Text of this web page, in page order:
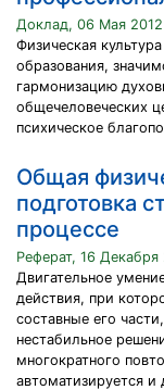
Доклад, 06 Мая 2012
Физическая
образования,
гармонизацию
общечеловеческих
психическое
Общая
подготовка
процессе
Реферат, 16 Декабря
Двигательное
действия, при
составные его
нестабильное
многократного
автоматизируется и